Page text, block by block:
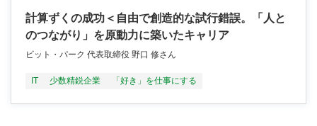
計算ずくの成功＜自由で創造的な試行錯誤。「人と
のつながり」を原動力に築いたキャリア
ビット・パーク 代表取締役 野口 修さん
IT 少数精鋭企業 「好き」を仕事にする